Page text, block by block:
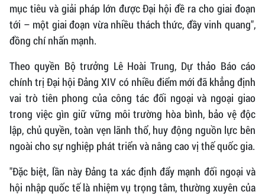
mục tiêu và giải pháp lớn được Đại hội đề ra cho giai đoạn
tới – một giai đoạn vừa nhiều thách thức, đầy vinh quang",
đồng chí nhấn mạnh.
Theo quyền Bộ trưởng Lê Hoài Trung, Dự thảo Báo cáo
chính trị Đại hội Đảng XIV có nhiều điểm mới đã khẳng định
vai trò tiên phong của công tác đối ngoại và ngoại giao
trong việc gìn giữ vững môi trường hòa bình, bảo vệ độc
lập, chủ quyền, toàn vẹn lãnh thổ, huy động nguồn lực bên
ngoài cho sự nghiệp phát triển và nâng cao vị thế quốc gia.
"Đặc biệt, lần này Đảng ta xác định đẩy mạnh đối ngoại và
hội nhập quốc tế là nhiệm vụ trọng tâm, thường xuyên của